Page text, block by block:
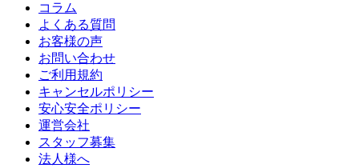
コラム
よくある質問
お客様の声
お問い合わせ
ご利用規約
キャンセルポリシー
安心安全ポリシー
運営会社
スタッフ募集
法人様へ